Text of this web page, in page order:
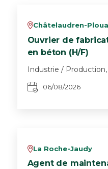
vChâtelaudren-
Ouvrier de
en béton (H/F)
Industrie /
06/08/2026
vLa Roche-Jaudy
Agent de